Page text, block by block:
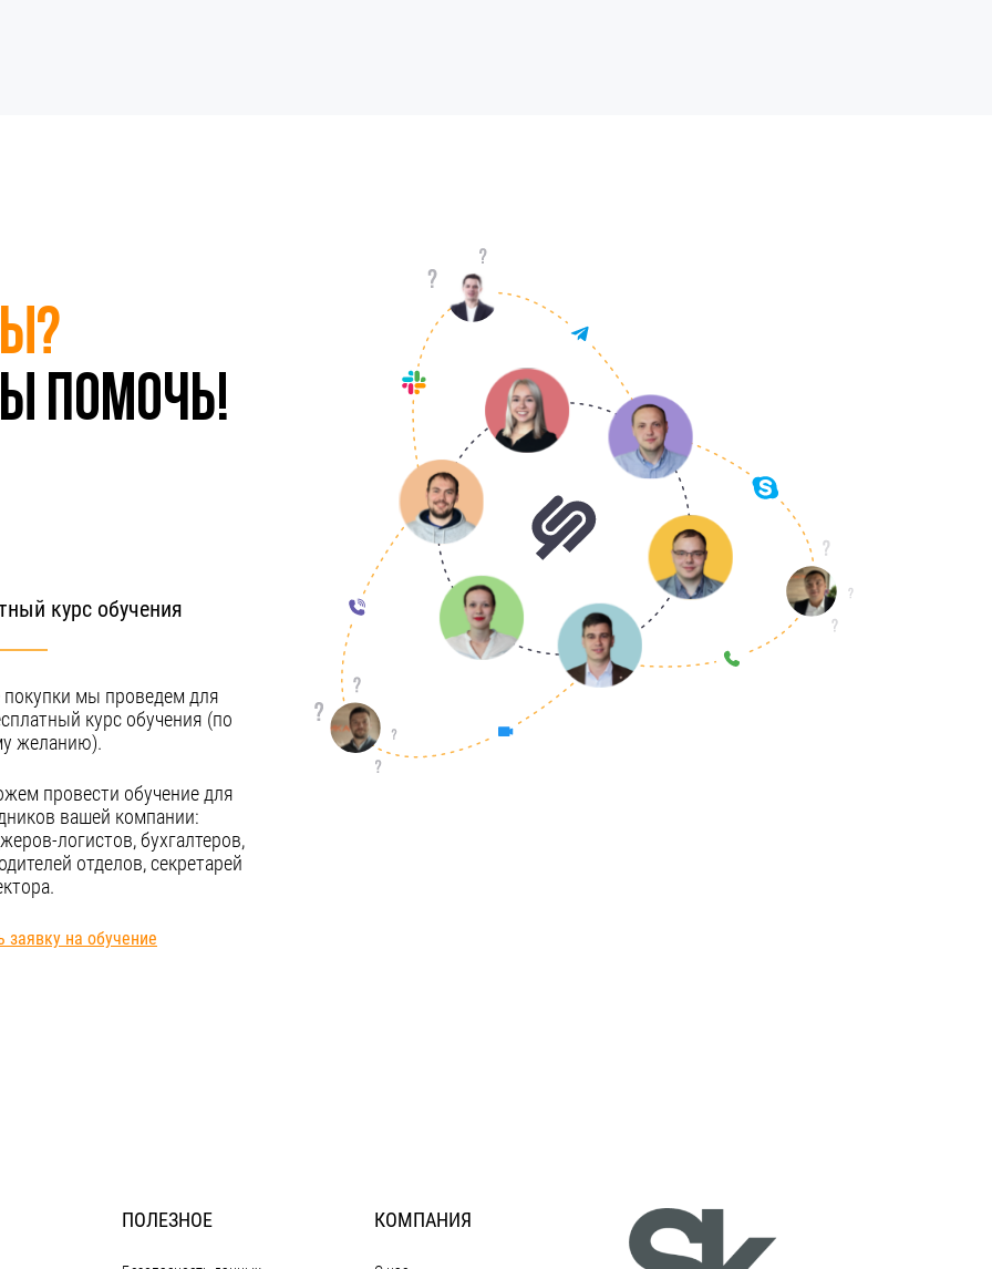
помочь!
курс обучения
покупки мы проведем для
курс обучения (по
желанию).
провести обучение для
вашей компании:
логистов, бухгалтеров,
отделов, секретарей
заявку на обучение
ПОЛЕЗНОЕ КОМПАНИЯ